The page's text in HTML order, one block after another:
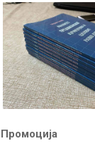
Промоција